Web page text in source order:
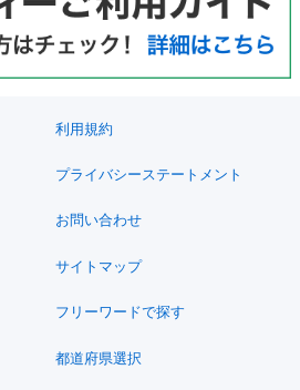
利用規約
プライバシーステートメント
お問い合わせ
サイトマップ
フリーワードで探す
都道府県選択